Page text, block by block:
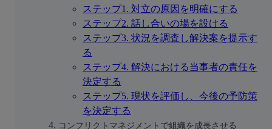
ステップ1. 対立の原因を明確にする
ステップ2. 話し合いの場を設ける
ステップ3. 状況を調査し解決案を提示す
る
ステップ4. 解決における当事者の責任を
決定する
ステップ5. 現状を評価し、今後の予防策
を決定する
コンフリクトマネジメントで組織を成長させる